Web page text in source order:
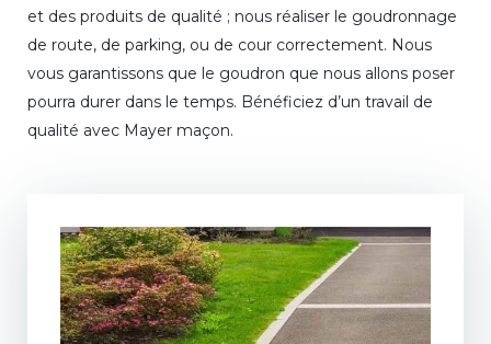
et des produits de qualité ; nous réaliser le goudronnage
de route, de parking, ou de cour correctement. Nous
vous garantissons que le goudron que nous allons poser
pourra durer dans le temps. Bénéficiez d’un travail de
qualité avec Mayer maçon.